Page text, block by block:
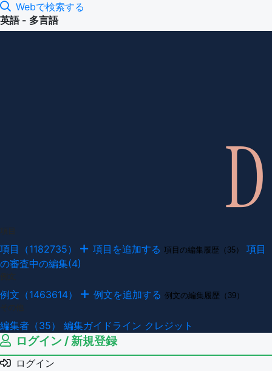
Webで検索する
英語 - 多言語
項目（1182735） 項目を追加する 項目の編集履歴（35）
項目
の審査中の編集(4)
例文（1463614） 例文を追加する 例文の編集履歴（39）
編集者（35） 編集ガイドライン クレジット
ログイン / 新規登録
ログイン